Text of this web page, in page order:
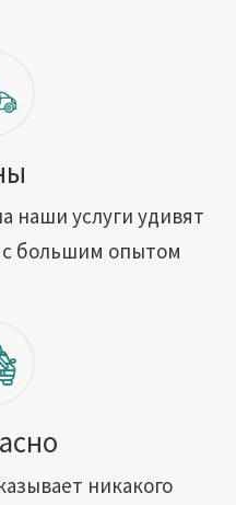
наши услуги удивят
большим опытом
никакого